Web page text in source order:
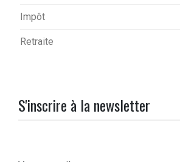
Impôt
Retraite
S'inscrire à la newsletter